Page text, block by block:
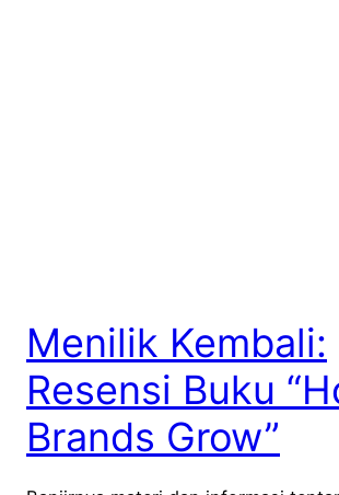
Menilik Kembali:
Resensi Buku
Brands Grow”